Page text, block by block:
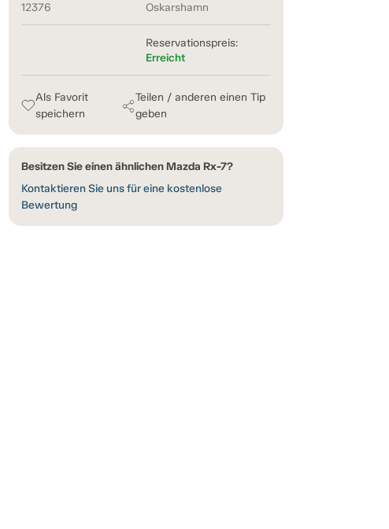
12376
Oskarshamn
Reservationspreis:
Erreicht
Als Favorit
speichern
Teilen / anderen einen Tip
geben
Besitzen Sie einen ähnlichen Mazda Rx-7?
Kontaktieren Sie uns für eine kostenlose
Bewertung